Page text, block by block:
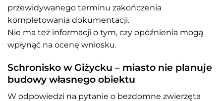
przewidywanego terminu zakończenia
kompletowania dokumentacji.
Nie ma też informacji o tym, czy opóźnienia mogą
wpłynąć na ocenę wniosku.
Schronisko w Giżycku – miasto nie planuje
budowy własnego obiektu
W odpowiedzi na pytanie o bezdomne zwierzęta